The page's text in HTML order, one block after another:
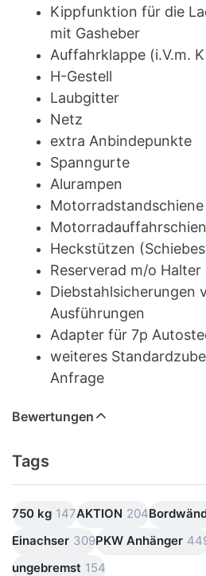
Kippfunktion für die
mit Gasheber
Auffahrklappe (i.V.m.
H-Gestell
Laubgitter
Netz
extra Anbindepunkte
Spanngurte
Alurampen
Motorradstandschiene
Heckstützen
Reserverad m/o Halter
Diebstahlsicherungen
Ausführungen
Adapter für 7p
weiteres
Anfrage
Bewertungen
Tags
750 kg 147AKTION 204
Einachser 309PKW Anhänger
ungebremst 154